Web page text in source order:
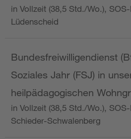
in Vollzeit (38,5 Std./Wo.),
Lüdenscheid
Bundesfreiwilligendienst
Soziales Jahr (FSJ) in
heilpädagogischen
in Vollzeit (38,5 Std./Wo.),
Schieder-Schwalenberg